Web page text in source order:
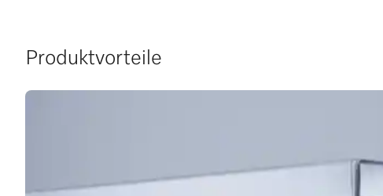
Produktvorteile